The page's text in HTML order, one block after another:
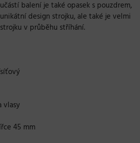
balení je také opasek s pouzdrem,
design strojku, ale také je velmi
v průběhu stříhání.
vlasy
45 mm